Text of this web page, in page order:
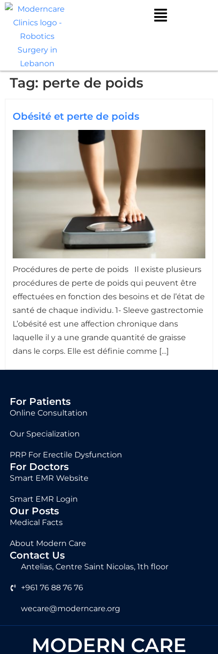
Tag: perte de poids
Obésité et perte de poids
Procédures de perte de poids Il existe plusieurs
procédures de perte de poids qui peuvent être
effectuées en fonction des besoins et de l’état de
santé de chaque individu. 1- Sleeve gastrectomie
L’obésité est une affection chronique dans
laquelle il y a une grande quantité de graisse
dans le corps. Elle est définie comme […]
For Patients
Online Consultation
Our Specialization
PRP For Erectile Dysfunction
For Doctors
Smart EMR Website
Smart EMR Login
Our Posts
Medical Facts
About Modern Care
Contact Us
Antelias, Centre Saint Nicolas, 1th floor
+961 76 88 76 76
wecare@moderncare.org
MODERN CARE